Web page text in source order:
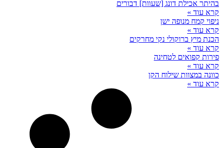
בהיתר אכילת דונג [שעוות] דבורים
קרא עוד »
ניפוי קמח מנופה ישן
קרא עוד »
הכנת מיץ ברוקולי נקי מחרקים
קרא עוד »
פירות קפואים לטחינה
קרא עוד »
כוונה במצוות שילוח הקן
קרא עוד »